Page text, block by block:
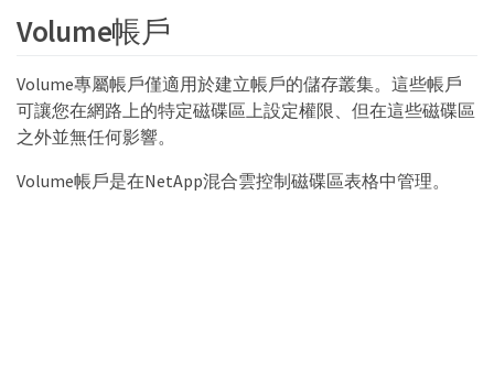
Volume帳戶
Volume專屬帳戶僅適用於建立帳戶的儲存叢集。這些帳戶
可讓您在網路上的特定磁碟區上設定權限、但在這些磁碟區
之外並無任何影響。
Volume帳戶是在NetApp混合雲控制磁碟區表格中管理。